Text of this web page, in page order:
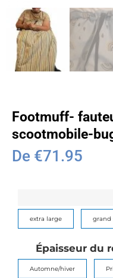
Footmuff-
scootmobile-
De €71.95
extra large grand
Épaisseur du
Automne/hiver